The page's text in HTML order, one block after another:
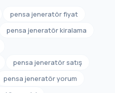
pensa jeneratör fiyat
pensa jeneratör kiralama
pensa jeneratör satış
pensa jeneratör yorum